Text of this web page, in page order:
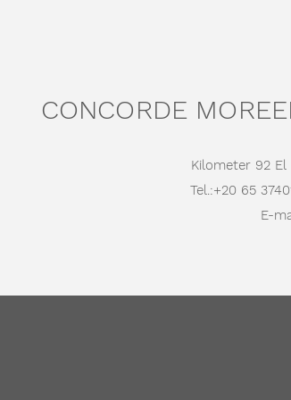
CONCORDE
Kilometer 92
Tel.:+20 65
E-